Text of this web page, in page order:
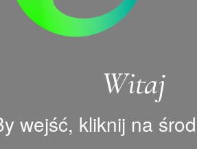
Witaj
wejść, kliknij na